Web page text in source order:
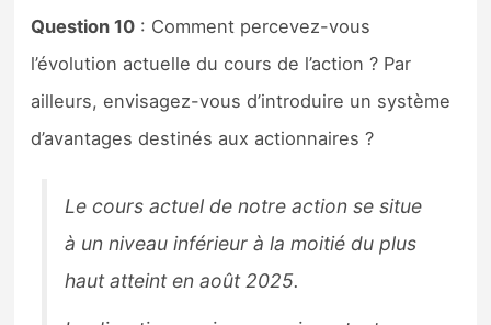
Question 10 : Comment percevez-vous
l’évolution actuelle du cours de l’action ? Par
ailleurs, envisagez-vous d’introduire un système
d’avantages destinés aux actionnaires ?
Le cours actuel de notre action se situe
à un niveau inférieur à la moitié du plus
haut atteint en août 2025.